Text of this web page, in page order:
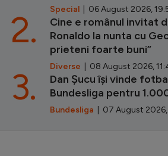
Special | 06 August 2026,
Cine e românul invitat
Ronaldo la nunta cu
prieteni foarte buni”
Diverse | 08 August 2026,
2.
Dan Șucu își vinde
Bundesliga pentru
Bundesliga | 07 August 2026,
3.